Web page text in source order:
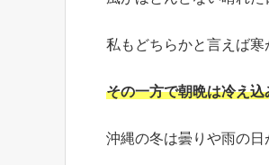
私もどちらかと言えば寒
その一方で朝晩は冷え
沖縄の冬は曇りや雨の日